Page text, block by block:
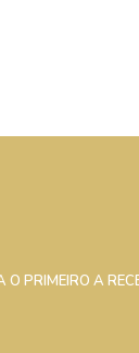
O PRIMEIRO A